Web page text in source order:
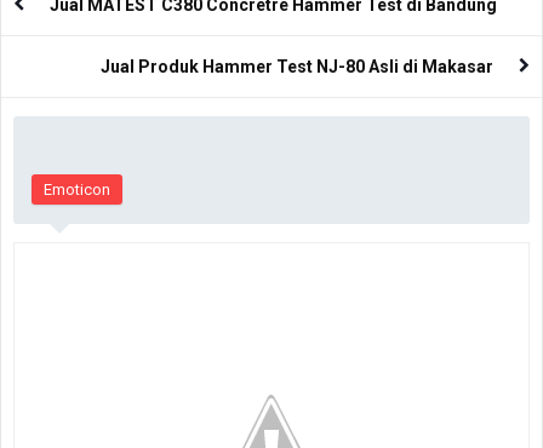
Jual MATEST C380 Concretre Hammer Test di Bandung
Jual Produk Hammer Test NJ-80 Asli di Makasar
Emoticon